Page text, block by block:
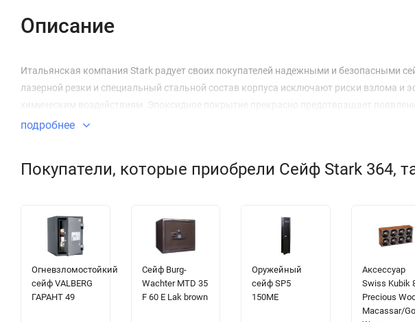
Описание
Итальянская компания Stark радует своих покупателей надежными и безопасными
лазерной резки и специальный стальной состав корпуса исключают риски взлома
химическим воздействиям. Эпоксидное покрытие прекрасно предотвращает
подробнее
Покупатели, которые приобрели Сейф Stark 364,
Огневзломостойкий
сейф VALBERG
ГАРАНТ 49
Сейф Burg-
Wachter MTD 35
F 60 E Lak brown
Оружейный
сейф SP5
150ME
Аксессуар
Swiss Kubik
Precious
Macassar/